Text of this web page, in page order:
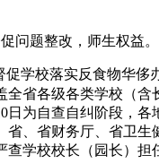
题整改，师生权益。
校落实反食物华侈
全省各级各类学校（
日为自查自纠阶段，
、省财务厅、省卫
查学校校长（园长）担